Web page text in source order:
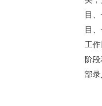
目
目
工
阶
部录